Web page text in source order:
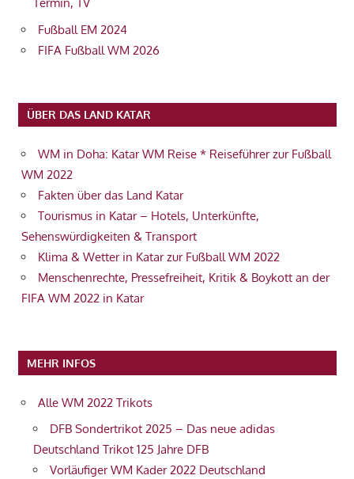
Fußball EM 2024
FIFA Fußball WM 2026
ÜBER DAS LAND KATAR
WM in Doha: Katar WM Reise * Reiseführer zur Fußball
WM 2022
Fakten über das Land Katar
Tourismus in Katar – Hotels, Unterkünfte,
Sehenswürdigkeiten & Transport
Klima & Wetter in Katar zur Fußball WM 2022
Menschenrechte, Pressefreiheit, Kritik & Boykott an der
FIFA WM 2022 in Katar
MEHR INFOS
Alle WM 2022 Trikots
DFB Sondertrikot 2025 – Das neue adidas
Deutschland Trikot 125 Jahre DFB
Vorläufiger WM Kader 2022 Deutschland